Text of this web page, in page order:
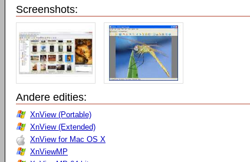
Screenshots:
Andere edities:
XnView (Portable)
XnView (Extended)
XnView for Mac OS X
XnViewMP